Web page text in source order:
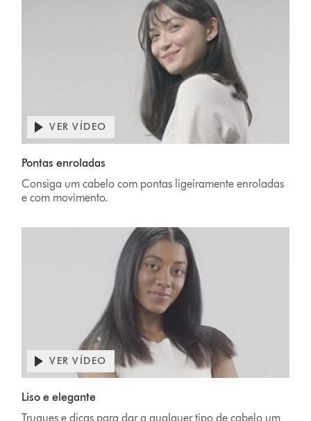
VER VÍDEO
Pontas enroladas
Consiga um cabelo com pontas ligeiramente enroladas
e com movimento.
VER VÍDEO
Liso e elegante
Truques e dicas para dar a qualquer tipo de cabelo um